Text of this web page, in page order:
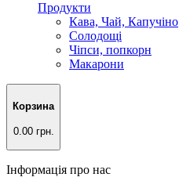
Продукти
Кава, Чай, Капучіно
Солодощі
Чіпси, попкорн
Макарони
Корзина
0.00 грн.
Інформація про нас